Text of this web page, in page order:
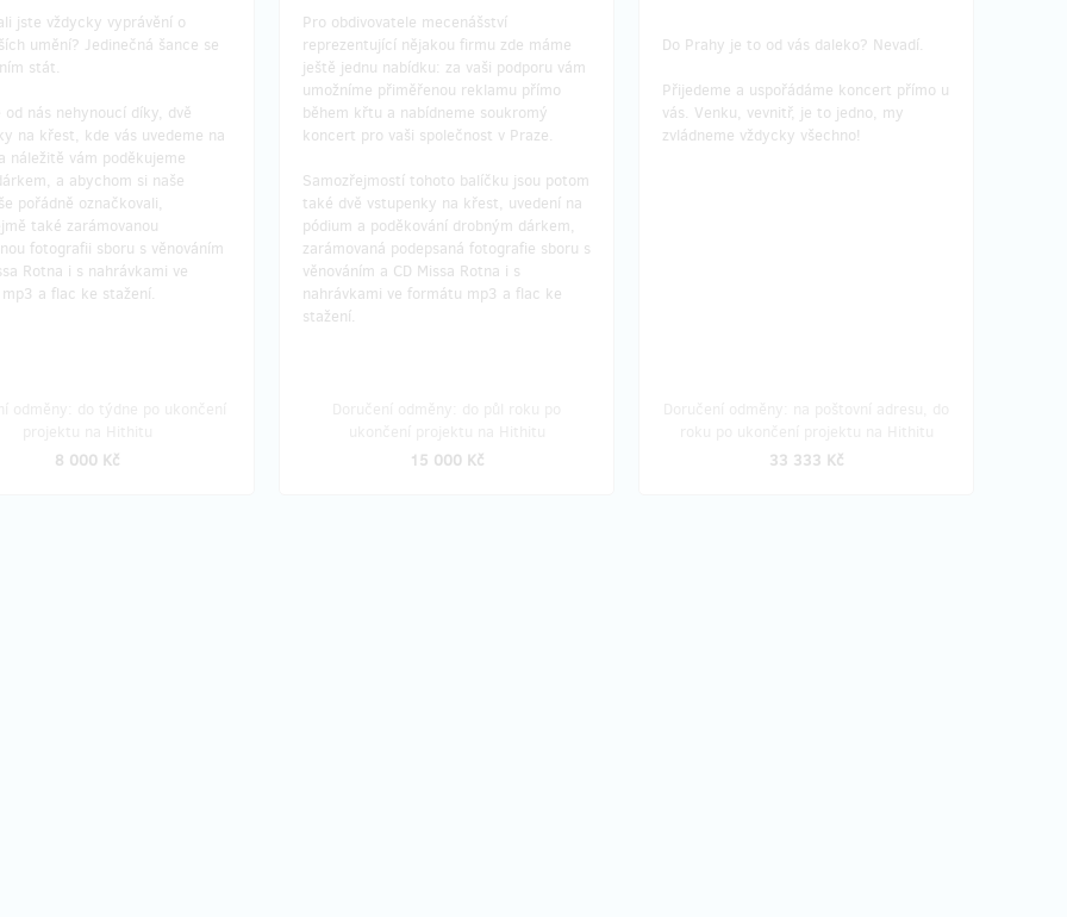
jste vždycky vyprávění o
umění? Jedinečná šance se
stát.
od nás nehynoucí díky, dvě
na křest, kde vás uvedeme na
náležitě vám poděkujeme
a abychom si naše
pořádně označkovali,
také zarámovanou
fotografii sboru s věnováním
Rotna i s nahrávkami ve
a flac ke stažení.
8 000 Kč
Pro obdivovatele mecenášství
reprezentující nějakou firmu zde máme
ještě jednu nabídku: za vaši podporu vám
umožníme přiměřenou reklamu přímo
během křtu a nabídneme soukromý
koncert pro vaši společnost v Praze.
Samozřejmostí tohoto balíčku jsou potom
také dvě vstupenky na křest, uvedení na
pódium a poděkování drobným dárkem,
zarámovaná podepsaná fotografie sboru s
věnováním a CD Missa Rotna i s
nahrávkami ve formátu mp3 a flac ke
stažení.
15 000 Kč
Do Prahy je to od vás daleko? Nevadí.
Přijedeme a uspořádáme koncert přímo u
vás. Venku, vevnitř, je to jedno, my
zvládneme vždycky všechno!
33 333 Kč